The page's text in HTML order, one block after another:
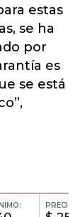
estas
se ha
por
es
se está